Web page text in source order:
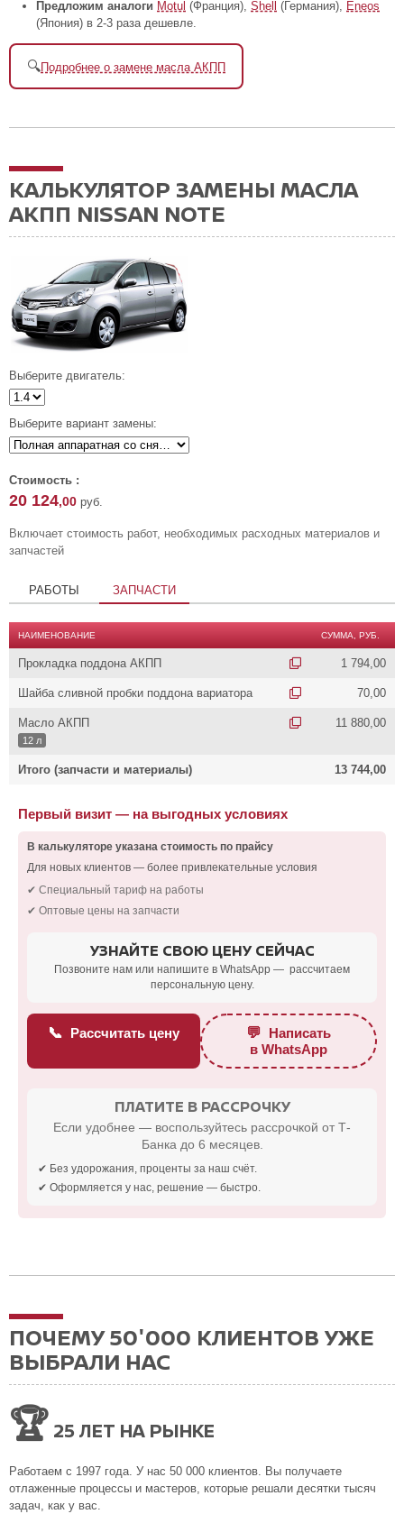
Предложим аналоги Motul (Франция), Shell (Германия), Eneos
(Япония) в 2-3 раза дешевле.
🔍Подробнее о замене масла АКПП
КАЛЬКУЛЯТОР ЗАМЕНЫ МАСЛА
АКПП NISSAN NOTE
Выберите двигатель:
Выберите вариант замены:
Стоимость :
20 124,00 руб.
Включает стоимость работ, необходимых расходных материалов и
запчастей
РАБОТЫ ЗАПЧАСТИ
НАИМЕНОВАНИЕ СУММА, РУБ.
Прокладка поддона АКПП 1 794,00
Шайба сливной пробки поддона вариатора 70,00
Масло АКПП
12 л
11 880,00
Итого (запчасти и материалы) 13 744,00
Первый визит — на выгодных условиях
В калькуляторе указана стоимость по прайсу
Для новых клиентов — более привлекательные условия
✔ Специальный тариф на работы
✔ Оптовые цены на запчасти
УЗНАЙТЕ СВОЮ ЦЕНУ СЕЙЧАС
Позвоните нам или напишите в WhatsApp — рассчитаем
персональную цену.
📞 Рассчитать цену 💬 Написать
в WhatsApp
ПЛАТИТЕ В РАССРОЧКУ
Если удобнее — воспользуйтесь рассрочкой от Т-
Банка до 6 месяцев.
✔ Без удорожания, проценты за наш счёт.
✔ Оформляется у нас, решение — быстро.
ПОЧЕМУ 50'000 КЛИЕНТОВ УЖЕ
ВЫБРАЛИ НАС
🏆 25 ЛЕТ НА РЫНКЕ
Работаем с 1997 года. У нас 50 000 клиентов. Вы получаете
отлаженные процессы и мастеров, которые решали десятки тысяч
задач, как у вас.